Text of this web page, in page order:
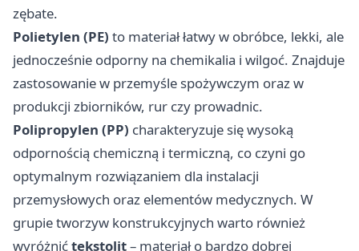
zębate.
Polietylen (PE) to materiał łatwy w obróbce, lekki, ale
jednocześnie odporny na chemikalia i wilgoć. Znajduje
zastosowanie w przemyśle spożywczym oraz w
produkcji zbiorników, rur czy prowadnic.
Polipropylen (PP) charakteryzuje się wysoką
odpornością chemiczną i termiczną, co czyni go
optymalnym rozwiązaniem dla instalacji
przemysłowych oraz elementów medycznych. W
grupie tworzyw konstrukcyjnych warto również
wyróżnićtekstolit– materiał o bardzo dobrej